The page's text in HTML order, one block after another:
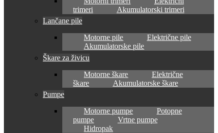
trimeri
Akumulatorski trimeri
Lančane pile
Motorne pile
Električne pile
Akumulatorske pile
Škare za živicu
Motorne škare
Električne
škare
Akumulatorske škare
Pumpe
Motorne pumpe
Potopne
pumpe
Vrtne pumpe
Hidropak